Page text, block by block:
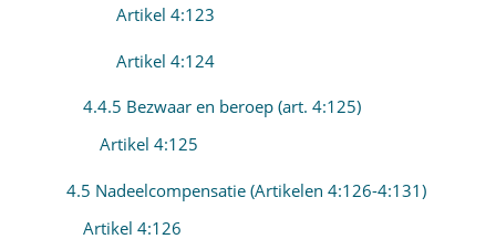
Artikel 4:123
Artikel 4:124
4.4.5 Bezwaar en beroep (art. 4:125)
Artikel 4:125
4.5 Nadeelcompensatie (Artikelen 4:126-4:131)
Artikel 4:126